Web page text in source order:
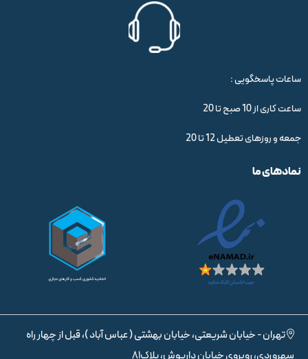
ساعات پاسخگویی :
ساعت کاری از 10 صبح تا 20
جمعه و روزهای تعطیل 12 تا 20
نمادهای ما
تهران - خیابان شریعتی، خیابان بهشتی ( عباس آباد )، قبل از چهار راه
سهروردی، روبروی خیابان داریوش، پلاک81